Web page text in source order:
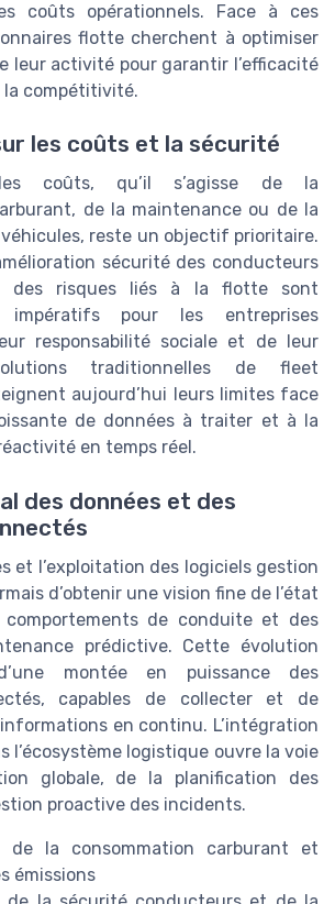
coûts opérationnels. Face à ces
flotte cherchent à optimiser
leur activité pour garantir l’efficacité
compétitivité.
les coûts et la sécurité
coûts, qu’il s’agisse de la
de la maintenance ou de la
reste un objectif prioritaire.
sécurité des conducteurs
des risques liés à la flotte sont
impératifs pour les entreprises
responsabilité sociale et de leur
traditionnelles de fleet
aujourd’hui leurs limites face
de données à traiter et à la
en temps réel.
des données et des
et l’exploitation des logiciels gestion
d’obtenir une vision fine de l’état
de conduite et des
prédictive. Cette évolution
d’une montée en puissance des
capables de collecter et de
en continu. L’intégration
l’écosystème logistique ouvre la voie
globale, de la planification des
proactive des incidents.
de la consommation carburant et
émissions